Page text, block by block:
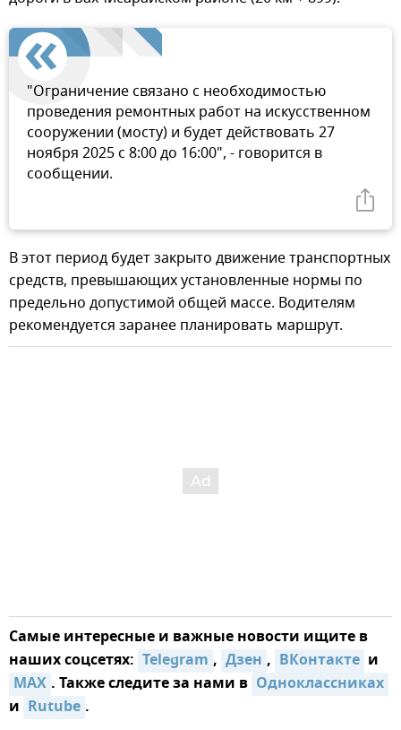
"Ограничение связано с необходимостью
проведения ремонтных работ на искусственном
сооружении (мосту) и будет действовать 27
ноября 2025 с 8:00 до 16:00", - говорится в
сообщении.
В этот период будет закрыто движение транспортных
средств, превышающих установленные нормы по
предельно допустимой общей массе. Водителям
рекомендуется заранее планировать маршрут.
Самые интересные и важные новости ищите в
наших соцсетях: Telegram , Дзен , ВКонтакте и
MAX . Также следите за нами в Одноклассниках
и Rutube .